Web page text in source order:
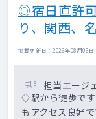
◎宿日直許
り、関西、
掲載更新日 : 2026年08月06
担当エージ
◇駅から徒歩です
もアクセス良好で